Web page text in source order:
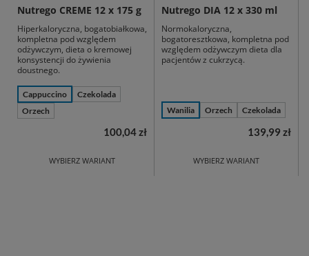
Nutrego CREME 12 x 175 g
Hiperkaloryczna, bogatobiałkowa,
kompletna pod względem
odżywczym, dieta o kremowej
konsystencji do żywienia
doustnego.
Cappuccino
Czekolada
Orzech
WYBIERZ WARIANT
100,04 zł
Nutrego DIA 12 x 330 ml
Normokaloryczna,
bogatoresztkowa, kompletna pod
względem odżywczym dieta dla
pacjentów z cukrzycą.
Wanilia Orzech Czekolada
WYBIERZ WARIANT
139,99 zł